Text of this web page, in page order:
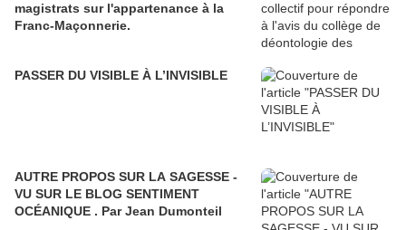
magistrats sur l'appartenance à la
Franc-Maçonnerie.
PASSER DU VISIBLE À L’INVISIBLE
AUTRE PROPOS SUR LA SAGESSE -
VU SUR LE BLOG SENTIMENT
OCÉANIQUE . Par Jean Dumonteil